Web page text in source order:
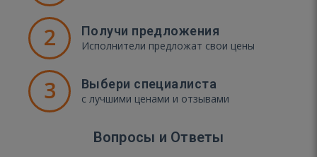
2 Получи предложения
Исполнители предложат свои цены
3 Выбери специалиста
с лучшими ценами и отзывами
Вопросы и Ответы